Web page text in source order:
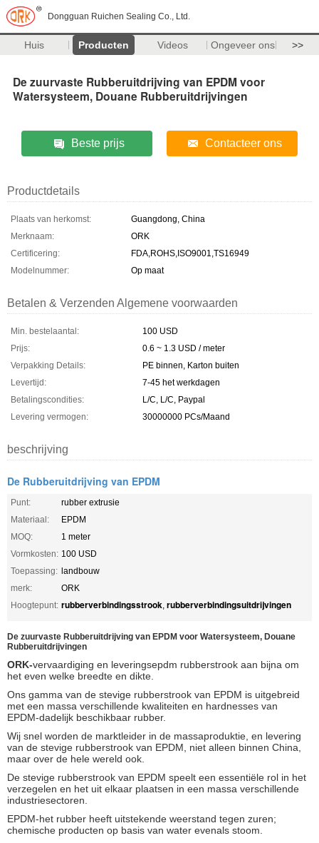
Dongguan Ruichen Sealing Co., Ltd.
Huis Producten Videos Ongeveer ons >>
De zuurvaste Rubberuitdrijving van EPDM voor
Watersysteem, Douane Rubberuitdrijvingen
Beste prijs Contacteer ons
Productdetails
Plaats van herkomst:
Guangdong, China
Merknaam:
ORK
Certificering:
FDA,ROHS,ISO9001,TS16949
Modelnummer:
Op maat
Betalen & Verzenden Algemene voorwaarden
Min. bestelaantal:
100 USD
Prijs:
0.6 ~ 1.3 USD / meter
Verpakking Details:
PE binnen, Karton buiten
Levertijd:
7-45 het werkdagen
Betalingscondities:
L/C, L/C, Paypal
Levering vermogen:
30000000 PCs/Maand
beschrijving
De Rubberuitdrijving van EPDM
Punt:
rubber extrusie
Materiaal:
EPDM
MOQ:
1 meter
Vormkosten: 100 USD
Toepassing: landbouw
merk:
ORK
Hoogtepunt: rubberverbindingsstrook, rubberverbindingsuitdrijvingen
De zuurvaste Rubberuitdrijving van EPDM voor Watersysteem, Douane
Rubberuitdrijvingen
ORK-vervaardiging en leveringsepdm rubberstrook aan bijna om
het even welke breedte en dikte.
Ons gamma van de stevige rubberstrook van EPDM is uitgebreid
met een massa verschillende kwaliteiten en hardnesses van
EPDM-dadelijk beschikbaar rubber.
Wij snel worden de marktleider in de massaproduktie, en levering
van de stevige rubberstrook van EPDM, niet alleen binnen China,
maar over de hele wereld ook.
De stevige rubberstrook van EPDM speelt een essentiële rol in het
verzegelen en het uit elkaar plaatsen in een massa verschillende
industriesectoren.
EPDM-het rubber heeft uitstekende weerstand tegen zuren;
chemische producten op basis van water evenals stoom.